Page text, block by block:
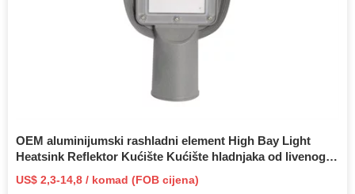
OEM aluminijumski rashladni element High Bay Light
Heatsink Reflektor Kućište Kućište hladnjaka od livenog
pod pritiskom
US$ 2,3-14,8 / komad (FOB cijena)